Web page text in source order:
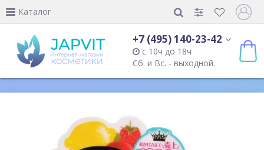
Каталог
+7 (495) 140-23-42
с 10ч до 18ч
Сб. и Вс. - выходной.